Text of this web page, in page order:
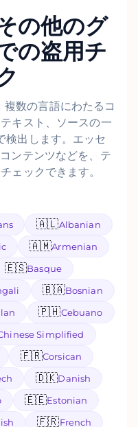
の他のグ
の盗用チ
数の言語にわたるコ
キスト、ソースの一
検出します。エッセ
ンテンツなどを、テ
ェックできます。
🇦🇱Albanian
🇦🇲Armenian
🇪🇸Basque
🇧🇦Bosnian
🇵🇭Cebuano
Simplified
🇫🇷Corsican
🇩🇰Danish
🇪🇪Estonian
🇫🇷French